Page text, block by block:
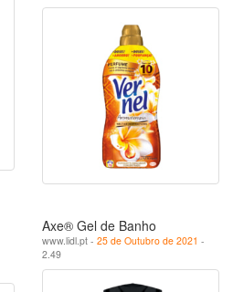
Axe® Gel de Banho
www.lidl.pt - 25 de Outubro de 2021 -
2.49